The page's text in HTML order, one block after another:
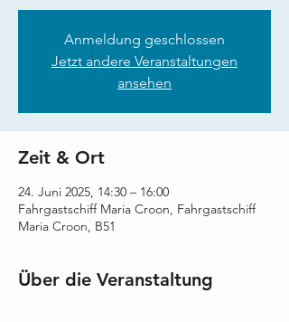
Anmeldung geschlossen
Jetzt andere Veranstaltungen
ansehen
Zeit & Ort
24. Juni 2025, 14:30 – 16:00
Fahrgastschiff Maria Croon, Fahrgastschiff
Maria Croon, B51
Über die Veranstaltung